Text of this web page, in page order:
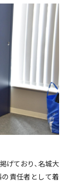
げており、名城大
責任者として着